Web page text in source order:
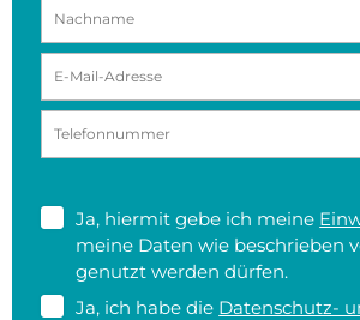
Ja, hiermit gebe ich meine
meine Daten wie beschrieben
genutzt werden dürfen.
Ja, ich habe die Datenschutz-